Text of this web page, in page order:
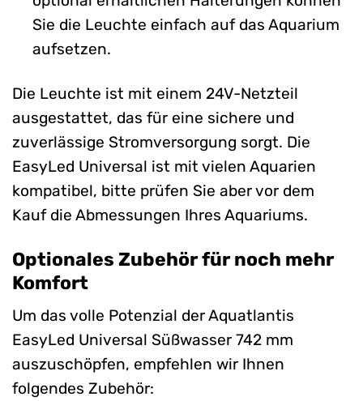
Sie die Leuchte einfach auf das Aquarium
aufsetzen.
Die Leuchte ist mit einem 24V-Netzteil
ausgestattet, das für eine sichere und
zuverlässige Stromversorgung sorgt. Die
EasyLed Universal ist mit vielen Aquarien
kompatibel, bitte prüfen Sie aber vor dem
Kauf die Abmessungen Ihres Aquariums.
Optionales Zubehör für noch mehr
Komfort
Um das volle Potenzial der Aquatlantis
EasyLed Universal Süßwasser 742 mm
auszuschöpfen, empfehlen wir Ihnen
folgendes Zubehör: